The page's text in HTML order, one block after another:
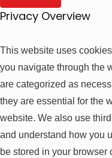
Privacy Overview
This website uses
you navigate through the
are categorized as
they are essential for the
website. We also use
and understand how you
be stored in your browser